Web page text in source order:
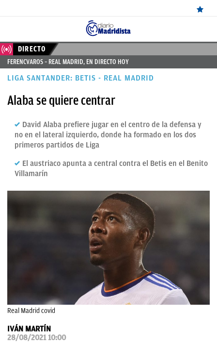
ÚLTIMAS
NOTICIAS
MADRID
BALONCESTO
CANTERA
DIRECTO
DIRECTO
FERENCVAROS – REAL MADRID, EN DIRECTO HOY
LIGA SANTANDER: BETIS - REAL MADRID
Alaba se quiere centrar
David Alaba prefiere jugar en el centro de la defensa y
no en el lateral izquierdo, donde ha formado en los dos
primeros partidos de Liga
El austriaco apunta a central contra el Betis en el Benito
Villamarín
Real Madrid covid
IVÁN MARTÍN
28/08/2021 10:00